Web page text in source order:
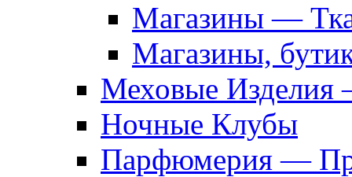
Магазины —
Магазины,
Меховые Изделия
Ночные Клубы
Парфюмерия —